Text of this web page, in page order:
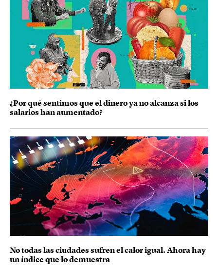
¿Por qué sentimos que el dinero ya no alcanza si los
salarios han aumentado?
No todas las ciudades sufren el calor igual. Ahora hay
un índice que lo demuestra